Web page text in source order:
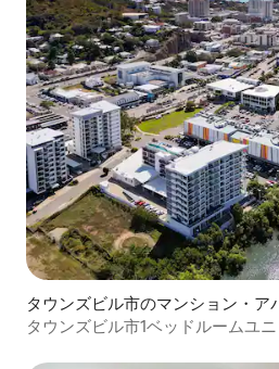
タウンズビル市のマンション・ア
タウンズビル市1ベッドルームユニ